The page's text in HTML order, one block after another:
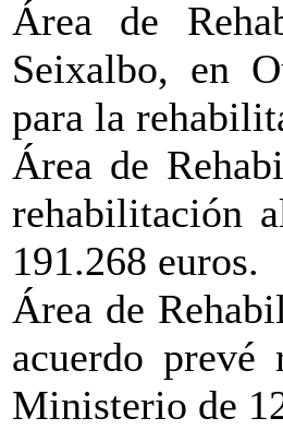
Área de
Seixalbo, en
para la
Área de
rehabilitación
191.268 euros.
Área de
acuerdo
Ministerio de